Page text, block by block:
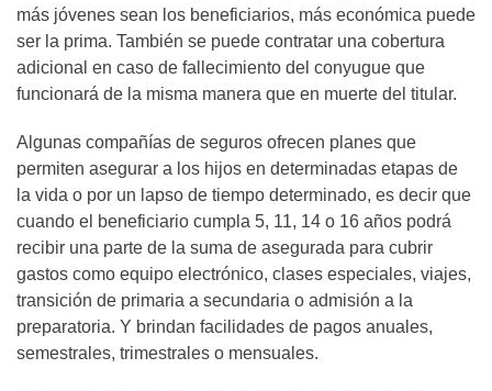
más jóvenes sean los beneficiarios, más económica puede
ser la prima. También se puede contratar una cobertura
adicional en caso de fallecimiento del conyugue que
funcionará de la misma manera que en muerte del titular.
Algunas compañías de seguros ofrecen planes que
permiten asegurar a los hijos en determinadas etapas de
la vida o por un lapso de tiempo determinado, es decir que
cuando el beneficiario cumpla 5, 11, 14 o 16 años podrá
recibir una parte de la suma de asegurada para cubrir
gastos como equipo electrónico, clases especiales, viajes,
transición de primaria a secundaria o admisión a la
preparatoria. Y brindan facilidades de pagos anuales,
semestrales, trimestrales o mensuales.